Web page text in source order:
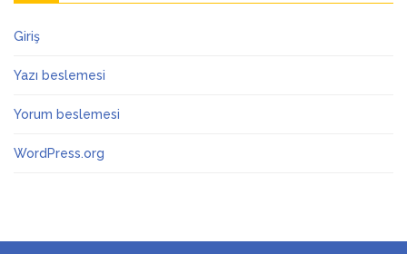
Giriş
Yazı beslemesi
Yorum beslemesi
WordPress.org